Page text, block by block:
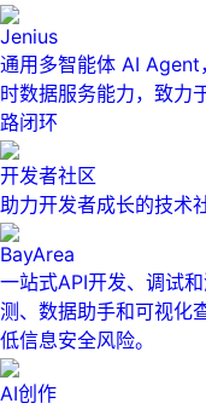
Jenius
通用多智能体 AI Agent
时数据服务能力，致力
路闭环
开发者社区
助力开发者成长的技术
BayArea
一站式API开发、调试
测、数据助手和可视化
低信息安全风险。
AI创作